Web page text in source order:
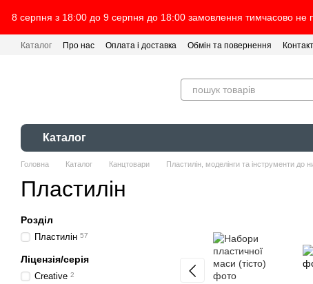
8 серпня з 18:00 до 9 серпня до 18:00 замовлення тимчасово не
Каталог Про нас Оплата і доставка Обмін та повернення
Каталог
Головна Каталог Канцтовари Пластилін, моделінги та інструменти до
Пластилін
Розділ
Пластилін 57
Ліцензія/серія
Creative 2